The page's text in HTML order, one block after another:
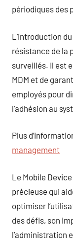
périodiques des
L’introduction
résistance de la
surveillés. Il est
MDM et de
employés pour
l’adhésion au
Plus
management
Le Mobile
précieuse qui
optimiser
des défis, son
l’administration